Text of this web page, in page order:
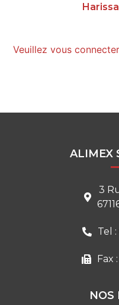
Veuillez vous
ALIMEX
3
Tel
Fax
NOS